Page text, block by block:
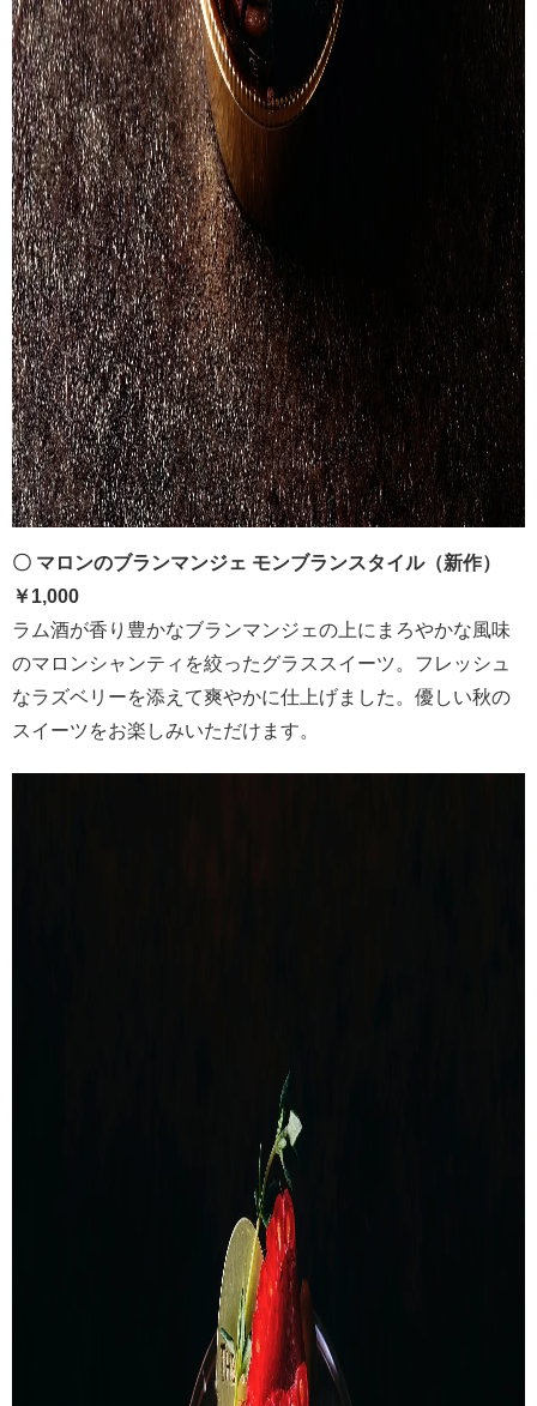
〇 マロンのブランマンジェ モンブランスタイル（新作）
￥1,000
ラム酒が香り豊かなブランマンジェの上にまろやかな風味
のマロンシャンティを絞ったグラススイーツ。フレッシュ
なラズベリーを添えて爽やかに仕上げました。優しい秋の
スイーツをお楽しみいただけます。